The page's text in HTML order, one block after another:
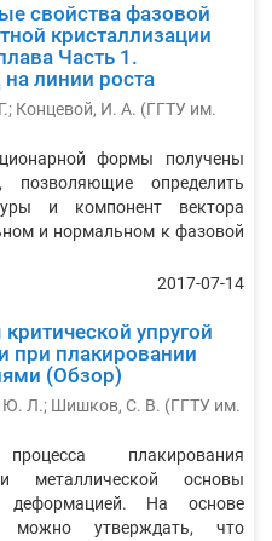
свойства фазовой
кристаллизации
Часть 1.
линии роста
; Концевой, И. А. (ГГТУ им.
формы получены
позволяющие определить
и компонент вектора
и нормальном к фазовой
2017-07-14
упругой
при плакировании
(Обзор)
Ю. Л.; Шишков, С. В. (ГГТУ им.
плакирования
металлической основы
деформацией. На основе
можно утверждать, что